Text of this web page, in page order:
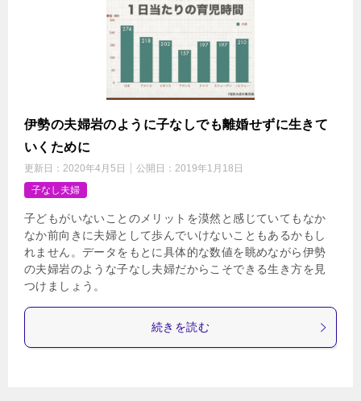
伊勢の夫婦岩のように子なしでも離婚せずに生きて
いくために
更新日： 2020年4月5日 公開日： 2019年1月18日
子なし夫婦
子どもがいないことのメリットを漠然と感じていてもなか
なか前向きに夫婦として歩んでいけないこともあるかもし
れません。データをもとに具体的な数値を眺めながら伊勢
の夫婦岩のような子なし夫婦だからこそできる生き方を見
つけましょう。
続きを読む